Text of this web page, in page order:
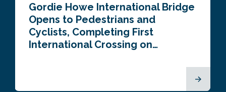
Gordie Howe International Bridge
Opens to Pedestrians and
Cyclists, Completing First
International Crossing on…